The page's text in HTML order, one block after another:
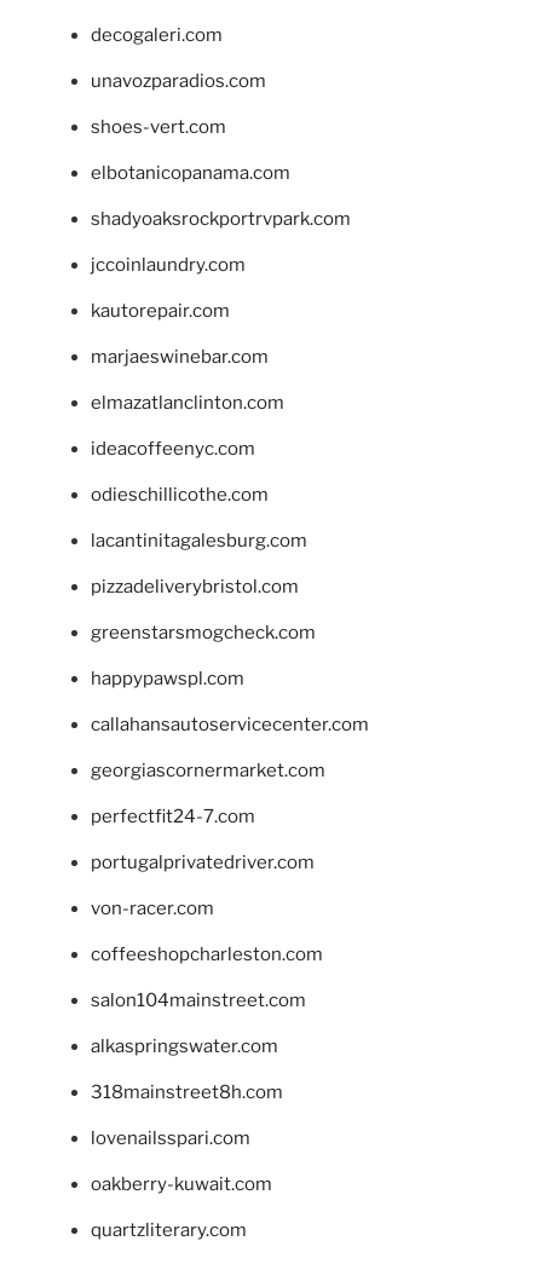
decogaleri.com
unavozparadios.com
shoes-vert.com
elbotanicopanama.com
shadyoaksrockportrvpark.com
jccoinlaundry.com
kautorepair.com
marjaeswinebar.com
elmazatlanclinton.com
ideacoffeenyc.com
odieschillicothe.com
lacantinitagalesburg.com
pizzadeliverybristol.com
greenstarsmogcheck.com
happypawspl.com
callahansautoservicecenter.com
georgiascornermarket.com
perfectfit24-7.com
portugalprivatedriver.com
von-racer.com
coffeeshopcharleston.com
salon104mainstreet.com
alkaspringswater.com
318mainstreet8h.com
lovenailsspari.com
oakberry-kuwait.com
quartzliterary.com